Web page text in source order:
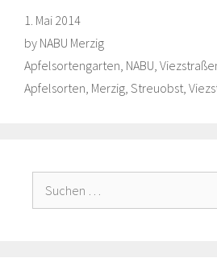
1. Mai 2014
by NABU Merzig
Categories
Apfelsortengarten, NABU,
Tags
Apfelsorten, Merzig, Streuobst,
nach: